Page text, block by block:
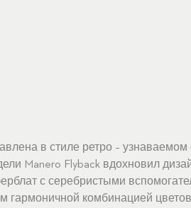
в стиле ретро – узнаваемом
Manero Flyback вдохновил
с серебристыми
гармоничной комбинацией